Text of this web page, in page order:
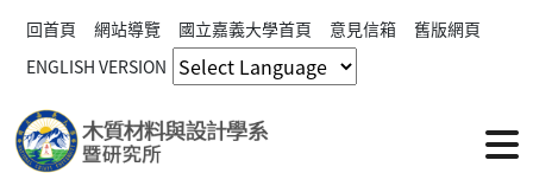
回首頁 網站導覽 國立嘉義大學首頁 意見信箱
舊版網頁
ENGLISH VERSION